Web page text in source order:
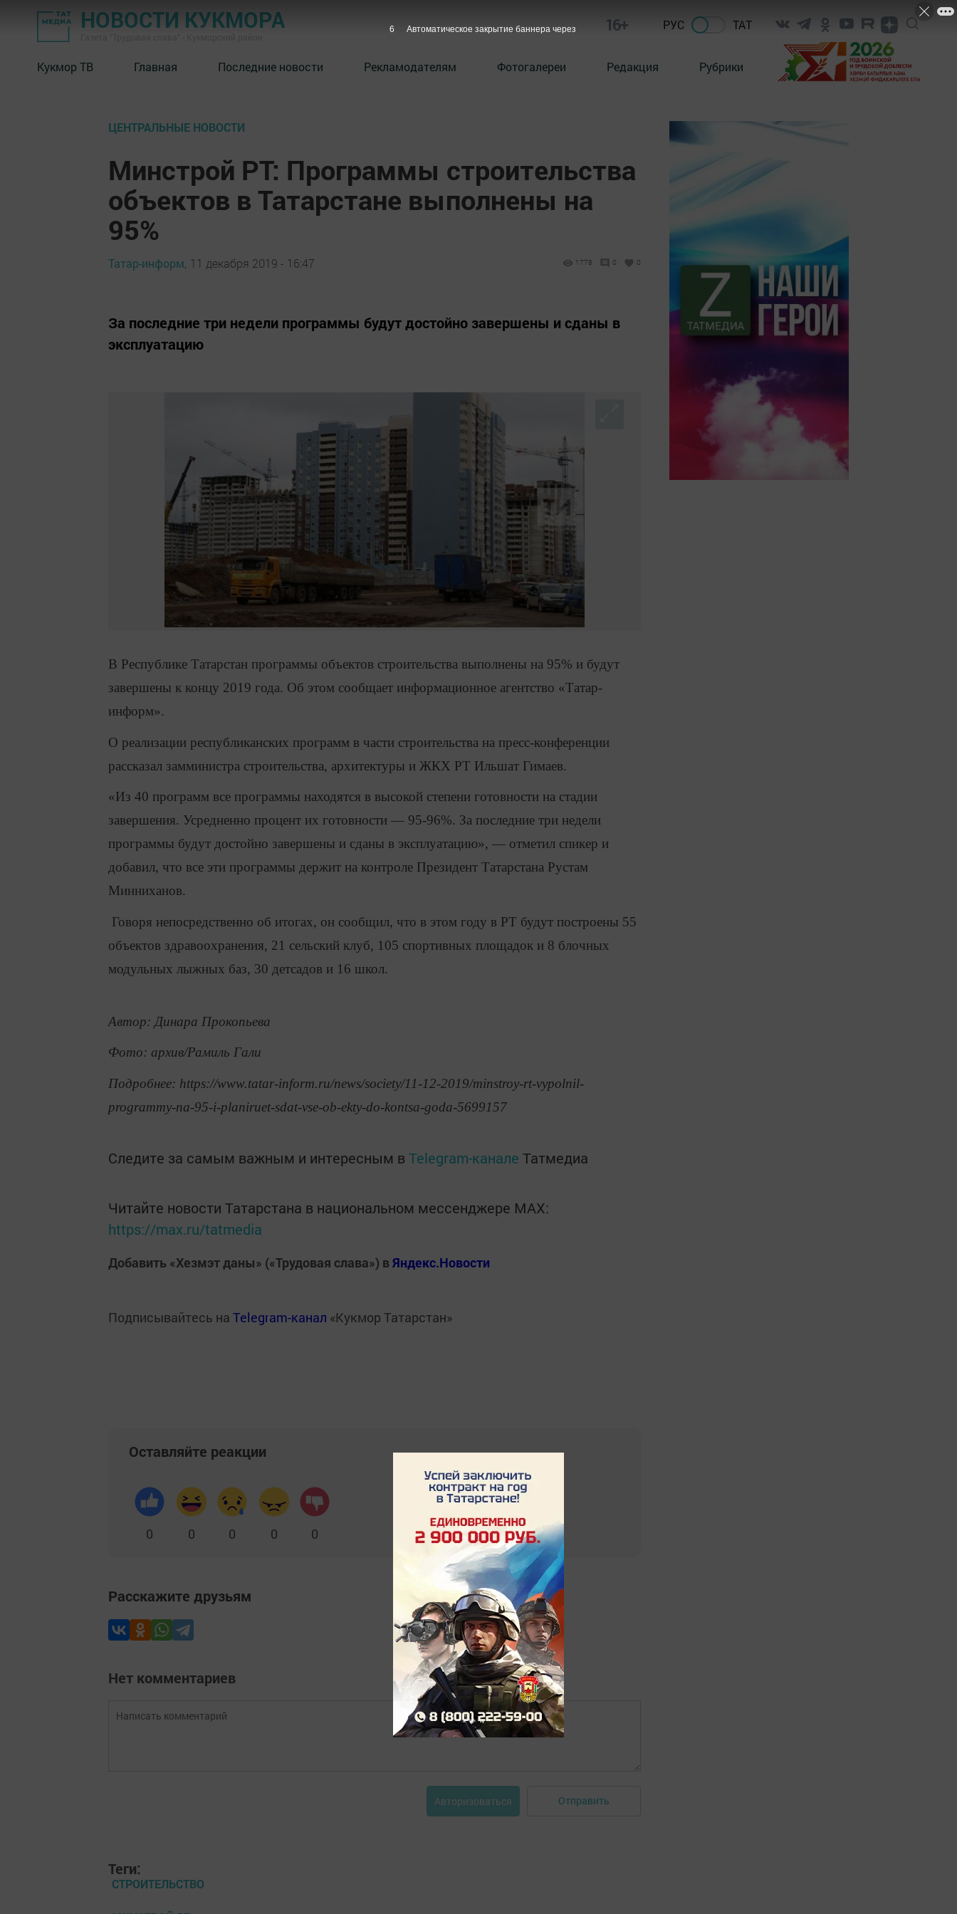
НОВОСТИ КУКМОРА 16+ РУС ТАТ
Кукмор ТВ Главная Последние новости Рекламодателям Фотогалереи Редакция Рубрики
ЦЕНТРАЛЬНЫЕ НОВОСТИ
Минстрой РТ: Программы строительства
объектов в Татарстане выполнены на
95%
Татар-информ, 11 декабря 2019 - 16:47 1778 0 0
За последние три недели программы будут достойно завершены и сданы в
эксплуатацию
В Республике Татарстан программы объектов строительства выполнены на 95% и будут
завершены к концу 2019 года. Об этом сообщает информационное агентство «Татар-
информ».
О реализации республиканских программ в части строительства на пресс-конференции
рассказал замминистра строительства, архитектуры и ЖКХ РТ Ильшат Гимаев.
«Из 40 программ все программы находятся в высокой степени готовности на стадии
завершения. Усредненно процент их готовности — 95-96%. За последние три недели
программы будут достойно завершены и сданы в эксплуатацию», — отметил спикер и
добавил, что все эти программы держит на контроле Президент Татарстана Рустам
Минниханов.
Говоря непосредственно об итогах, он сообщил, что в этом году в РТ будут построены 55
объектов здравоохранения, 21 сельский клуб, 105 спортивных площадок и 8 блочных
модульных лыжных баз, 30 детсадов и 16 школ.
Автор: Динара Прокопьева
Фото: архив/Рамиль Гали
Подробнее: https://www.tatar-inform.ru/news/society/11-12-2019/minstroy-rt-vypolnil-
programmy-na-95-i-planiruet-sdat-vse-ob-ekty-do-kontsa-goda-5699157
Следите за самым важным и интересным в Telegram-канале Татмедиа
Читайте новости Татарстана в национальном мессенджере MАХ:
https://max.ru/tatmedia
Добавить «Хезмэт даны» («Трудовая слава») вЯндекс.Новости
Подписывайтесь на Telegram-канал «Кукмор Татарстан»
Оставляйте реакции
0 0 0 0 0
Расскажите друзьям
Нет комментариев
Авторизоваться Отправить
Теги:
СТРОИТЕЛЬСТВО
5 Автоматическое закрытие баннера через